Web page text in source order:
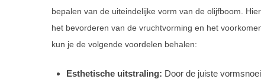
bepalen van de uiteindelijke vorm van de olijfboom.
het bevorderen van de vruchtvorming en het
kun je de volgende voordelen behalen:
Esthetische uitstraling: Door de juiste